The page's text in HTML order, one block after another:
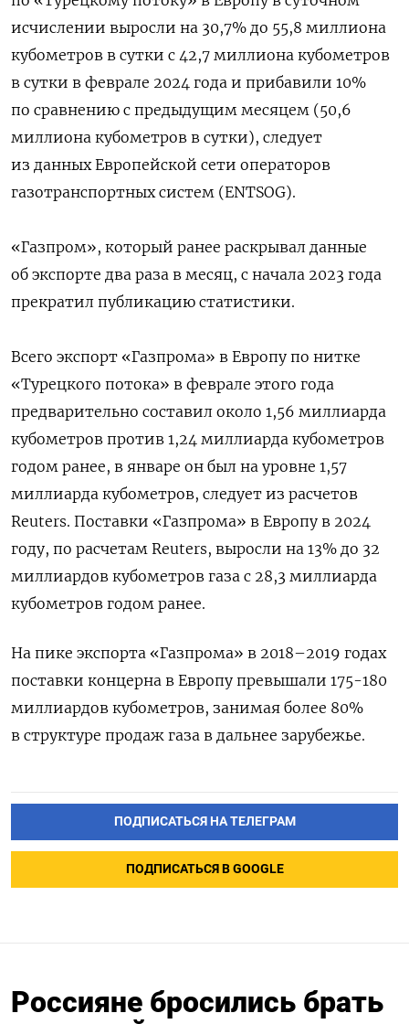
исчислении выросли на 30,7% до 55,8 миллиона
кубометров в сутки с 42,7 миллиона кубометров
в сутки в феврале 2024 года и прибавили 10%
по сравнению с предыдущим месяцем (50,6
миллиона кубометров в сутки), следует
из данных Европейской сети операторов
газотранспортных систем (ENTSOG).
«Газпром», который ранее раскрывал данные
об экспорте два раза в месяц, с начала 2023 года
прекратил публикацию статистики.
Всего экспорт «Газпрома» в Европу по нитке
«Турецкого потока» в феврале этого года
предварительно составил около 1,56 миллиарда
кубометров против 1,24 миллиарда кубометров
годом ранее, в январе он был на уровне 1,57
миллиарда кубометров, следует из расчетов
Reuters. Поставки «Газпрома» в Европу в 2024
году, по расчетам Reuters, выросли на 13% до 32
миллиардов кубометров газа с 28,3 миллиарда
кубометров годом ранее.
На пике экспорта «Газпрома» в 2018–2019 годах
поставки концерна в Европу превышали 175-180
миллиардов кубометров, занимая более 80%
в структуре продаж газа в дальнее зарубежье.
ПОДПИСАТЬСЯ НА ТЕЛЕГРАМ
ПОДПИСАТЬСЯ В GOOGLE
Россияне бросились брать